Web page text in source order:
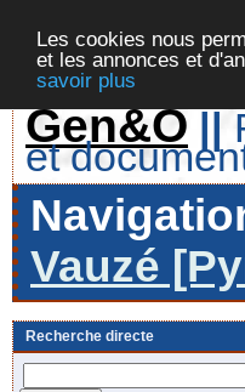
Les cookies nous
et les annonces et
savoir plus
Gen&O ||
et
Vauzé
Recherche directe